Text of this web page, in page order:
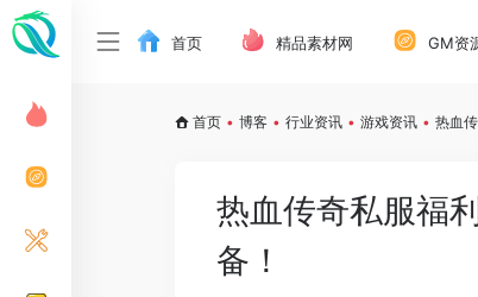
首页 精品素材网 GM资
首页 • 博客 • 行业资讯 • 游戏资讯 • 热血
热血传奇私服福
备！